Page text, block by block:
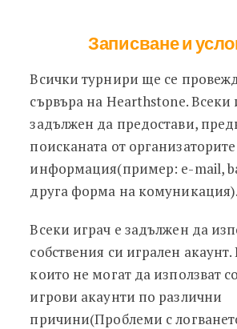
Записване и
Всички турнири ще се
сървъра на Hearthstone. Всеки
задължен да предостави,
поисканата от организаторите
информация(пример: e-mail,
друга форма на комуникация).
Всеки играч е задължен да
собствения си игрален
които не могат да използват
игрови акаунти по различни
причини(Проблеми с